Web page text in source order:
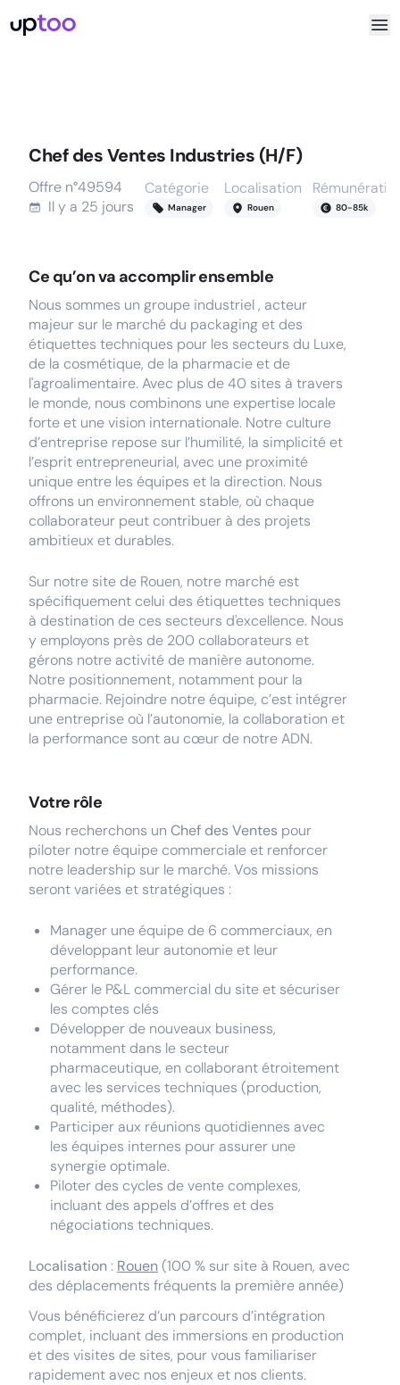
Chef des Ventes Industries (H/F)
Offre n°49594
Il y a 25 jours
Catégorie
Manager
Localisation
Rouen 80-85k
Ce qu’on va accomplir ensemble
Nous sommes un groupe industriel , acteur
majeur sur le marché du packaging et des
étiquettes techniques pour les secteurs du Luxe,
de la cosmétique, de la pharmacie et de
l'agroalimentaire. Avec plus de 40 sites à travers
le monde, nous combinons une expertise locale
forte et une vision internationale. Notre culture
d’entreprise repose sur l’humilité, la simplicité et
l’esprit entrepreneurial, avec une proximité
unique entre les équipes et la direction. Nous
offrons un environnement stable, où chaque
collaborateur peut contribuer à des projets
ambitieux et durables.
Sur notre site de Rouen, notre marché est
spécifiquement celui des étiquettes techniques
à destination de ces secteurs d'excellence. Nous
y employons près de 200 collaborateurs et
gérons notre activité de manière autonome.
Notre positionnement, notamment pour la
pharmacie. Rejoindre notre équipe, c’est intégrer
une entreprise où l’autonomie, la collaboration et
la performance sont au cœur de notre ADN.
Votre rôle
Nous recherchons un Chef des Ventes pour
piloter notre équipe commerciale et renforcer
notre leadership sur le marché. Vos missions
seront variées et stratégiques :
Manager une équipe de 6 commerciaux, en
développant leur autonomie et leur
performance.
Gérer le P&L commercial du site et sécuriser
les comptes clés
Développer de nouveaux business,
notamment dans le secteur
pharmaceutique, en collaborant étroitement
avec les services techniques (production,
qualité, méthodes).
Participer aux réunions quotidiennes avec
les équipes internes pour assurer une
synergie optimale.
Piloter des cycles de vente complexes,
incluant des appels d’offres et des
négociations techniques.
Localisation: Rouen(100 % sur site à Rouen, avec
des déplacements fréquents la première année)
Vous bénéficierez d’un parcours d’intégration
complet, incluant des immersions en production
et des visites de sites, pour vous familiariser
rapidement avec nos enjeux et nos clients.